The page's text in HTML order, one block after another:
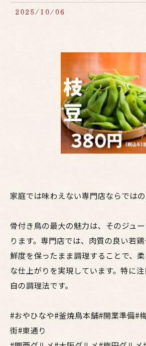
2025/10/06
家庭では味わえない専門店ならでは
骨付き鳥の最大の魅力は、そのジュ
ります。専門店では、肉質の良い若鶏
鮮度を保ったまま調理することで、
な仕上がりを実現しています。特に
自の調理法です。
#おやひなや#釜焼鳥本舗#開業準備#
街#東通り